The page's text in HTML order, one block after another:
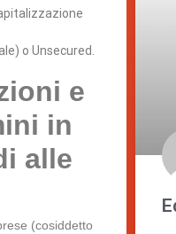
o Unsecured.
e
in
alle
(cosiddetto